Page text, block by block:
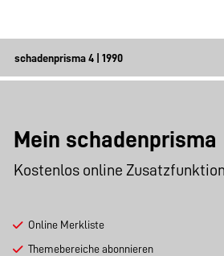
Mein schadenprisma
Kostenlos online
Online Merkliste
Themebereiche abonnieren